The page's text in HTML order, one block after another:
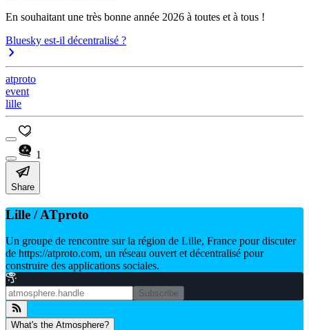
En souhaitant une très bonne année 2026 à toutes et à tous !
Bluesky est-il décentralisé ?
atproto
event
lille
1
Share
Lille / ATproto
Un groupe de rencontre sur la région de Lille, France pour discuter
de https://atproto.com, un réseau ouvert et décentralisé pour
construire des applications sociales.
Subscribe
What's the Atmosphere?